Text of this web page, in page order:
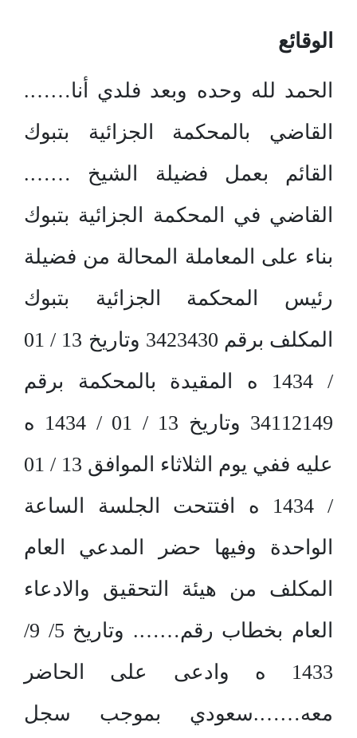
الوقائع
الحمد لله وحده وبعد فلدي أنا…….
القاضي بالمحكمة الجزائية بتبوك
القائم بعمل فضيلة الشيخ …….
القاضي في المحكمة الجزائية بتبوك
بناء على المعاملة المحالة من فضيلة
رئيس المحكمة الجزائية بتبوك
المكلف برقم 3423430 وتاريخ 13 / 01
/ 1434 ه المقيدة بالمحكمة برقم
34112149 وتاريخ 13 / 01 / 1434 ه
عليه ففي يوم الثلاثاء الموافق 13 / 01
/ 1434 ه افتتحت الجلسة الساعة
الواحدة وفيها حضر المدعي العام
المكلف من هيئة التحقيق والادعاء
العام بخطاب رقم……. وتاريخ 5/ 9/
1433 ه وادعى على الحاضر
معه…….سعودي بموجب سجل